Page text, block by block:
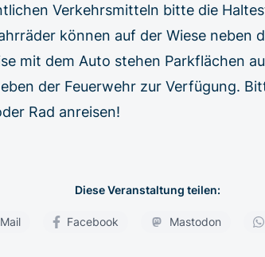
Verkehrsmitteln bitte die
können auf der Wiese neben
mit dem Auto stehen Parkflächen
der Feuerwehr zur Verfügung.
Rad anreisen!
Diese Veranstaltung teilen:
Facebook Mastodon